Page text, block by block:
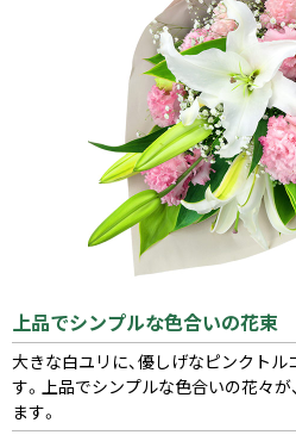
上品でシンプルな色合いの花束
大きな白ユリに、優しげなピンクト
す。上品でシンプルな色合いの花々
ます。